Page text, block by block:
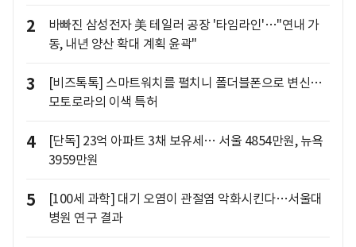
2
바빠진 삼성전자 美 테일러 공장 '타임라인'…"연내 가
동, 내년 양산 확대 계획 윤곽"
3
[비즈톡톡] 스마트워치를 펼치니 폴더블폰으로 변신…
모토로라의 이색 특허
4
[단독] 23억 아파트 3채 보유세… 서울 4854만원, 뉴욕
3959만원
5
[100세 과학] 대기 오염이 관절염 악화시킨다…서울대
병원 연구 결과